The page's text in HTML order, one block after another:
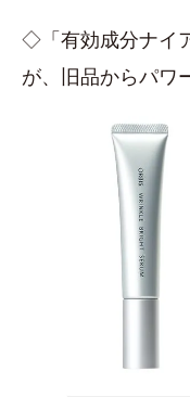
◇「有効成分ナイ
が、旧品からパワ